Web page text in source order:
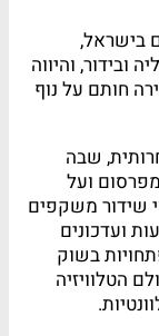
בישראל,
והיווה
חותם על נוף
שבה
ועל
שידור משקפים
ועדכונים
בשוק
הטלוויזיה